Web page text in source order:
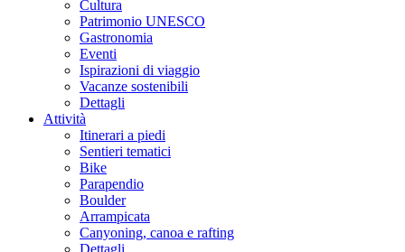
Cultura
Patrimonio UNESCO
Gastronomia
Eventi
Ispirazioni di viaggio
Vacanze sostenibili
Dettagli
Attività
Itinerari a piedi
Sentieri tematici
Bike
Parapendio
Boulder
Arrampicata
Canyoning, canoa e rafting
Dettagli